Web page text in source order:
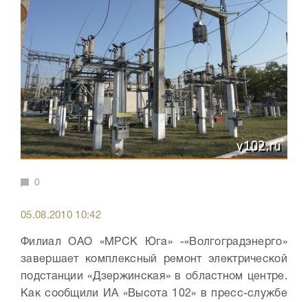
0
05.08.2010 10:42
Филиал ОАО «МРСК Юга» -«Волгоградэнерго»
завершает комплексный ремонт электрической
подстанции «Дзержинская» в областном центре.
Как сообщили ИА «Высота 102» в пресс-службе